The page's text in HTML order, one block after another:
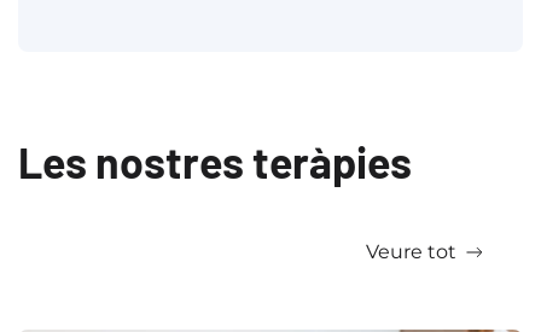
Les nostres teràpies
Veure tot